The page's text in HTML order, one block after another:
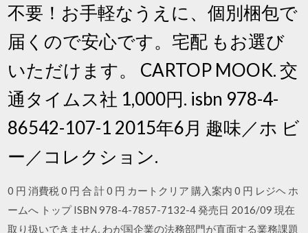
不要！お手軽なうえに、個別梱包で
届くので安心です。宅配 もお選び
いただけます。 CARTOP MOOK. 交
通タイムス社 1,000円. isbn 978-4-
86542-107-1 2015年6月 趣味／ホ ビ
ー／コレクション.
0 円 消費税 0 円 合 計 0 円 カートクリア 購入案内 0 円 レジヘ ホ
ームへ トップ ISBN 978-4-7857-7132-4 発売日 2016/09 現在
取り扱いできません わが国企業の法務部門が直面する業務課題